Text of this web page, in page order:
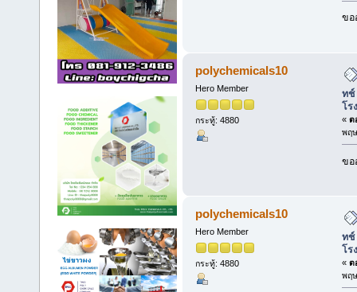
ขอ
polychemicals10
Hero Member
กระทู้: 4880
ทช์
โร
« ต
พฤ
ขอ
polychemicals10
Hero Member
กระทู้: 4880
ทช์
โร
« ต
พฤ